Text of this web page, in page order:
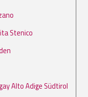
Stenico
Alto Adige Südtirol